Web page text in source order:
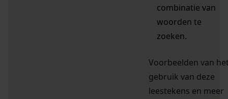
combinatie van
woorden te
zoeken.
Voorbeelden van
gebruik van deze
leestekens en meer